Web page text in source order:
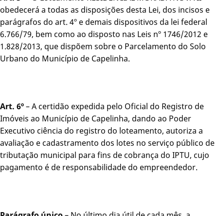
obedecerá a todas as disposições desta Lei, dos incisos e
parágrafos do art. 4º e demais dispositivos da lei federal
6.766/79, bem como ao disposto nas Leis nº 1746/2012 e
1.828/2013, que dispõem sobre o Parcelamento do Solo
Urbano do Município de Capelinha.
Art. 6º– A certidão expedida pelo Oficial do Registro de
Imóveis ao Município de Capelinha, dando ao Poder
Executivo ciência do registro do loteamento, autoriza a
avaliação e cadastramento dos lotes no serviço público de
tributação municipal para fins de cobrança do IPTU, cujo
pagamento é de responsabilidade do empreendedor.